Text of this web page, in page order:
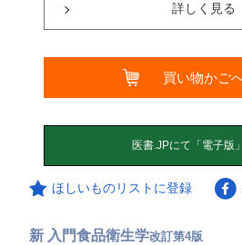
詳しく見る
買い物かご
ほしいものリストに登録
新 入門食品衛生学改訂第4版